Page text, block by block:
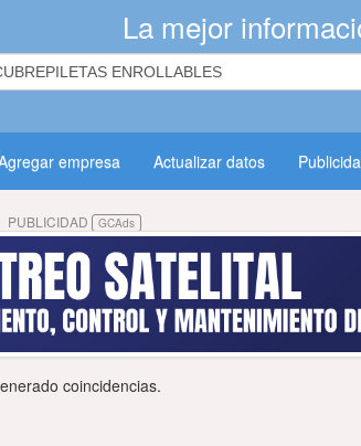
La mejor
empresa Actualizar datos
PUBLICIDAD GCAds
coincidencias.